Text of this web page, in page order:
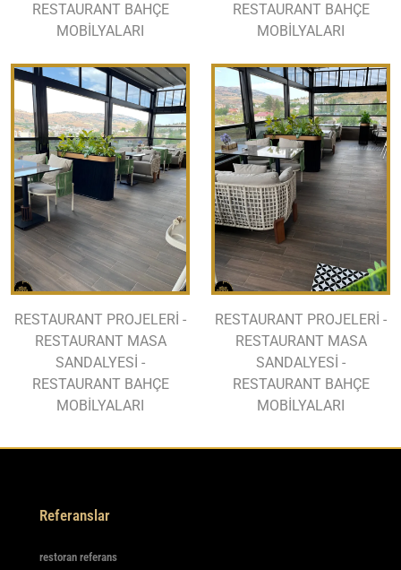
RESTAURANT BAHÇE
MOBİLYALARI
RESTAURANT BAHÇE
MOBİLYALARI
RESTAURANT PROJELERİ -
RESTAURANT MASA
SANDALYESİ -
RESTAURANT BAHÇE
MOBİLYALARI
RESTAURANT PROJELERİ -
RESTAURANT MASA
SANDALYESİ -
RESTAURANT BAHÇE
MOBİLYALARI
Referanslar
restoran referans